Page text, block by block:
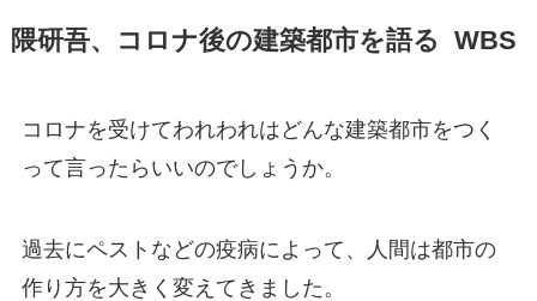
隈研吾、コロナ後の建築都市を語る WBS
コロナを受けてわれわれはどんな建築都市をつく
って言ったらいいのでしょうか。
過去にペストなどの疫病によって、人間は都市の
作り方を大きく変えてきました。